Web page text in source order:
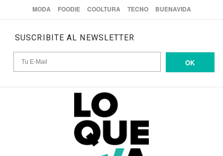
MODA FOODIE COOLTURA TECNO BUENAVIDA
SUSCRIBITE AL NEWSLETTER
OK